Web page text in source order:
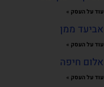
עוד על העסק »
אביעד ממן
עוד על העסק »
אלום חיפה
עוד על העסק »